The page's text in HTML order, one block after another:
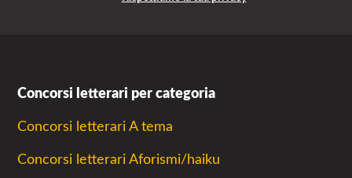
Concorsi letterari per categoria
Concorsi letterari A tema
Concorsi letterari Aforismi/haiku